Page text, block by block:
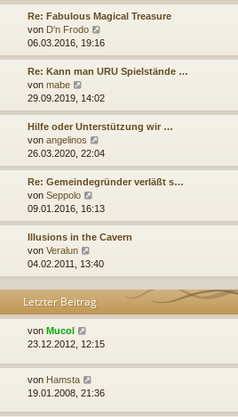
e
r
g
e
s
t
e
B
e
r
a
g
Re: Fabulous Magical Treasure
von D'n Frodo
e
u
e
t
e
e
r
g
06.03.2016, 19:16
Re: Kann man URU Spielstände …
von mabe
e
u
e
s
t
e
r
B
e
r
a
g
29.09.2019, 14:02
Hilfe oder Unterstützung wir …
von angelinos
e
u
e
t
e
r
e
a
26.03.2020, 22:04
Re: Gemeindegründer verläßt s…
von Seppolo
e
u
e
t
e
r
B
e
t
a
09.01.2016, 16:13
Illusions in the Cavern
von Veralun
e
u
e
s
t
r
e
i
t
r
04.02.2011, 13:40
Letzter Beitrag
von Mucol
23.12.2012, 12:15
von Hamsta
19.01.2008, 21:36